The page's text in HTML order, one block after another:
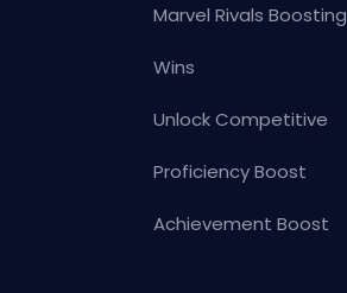
Marvel Rivals Boosting
Wins
Unlock Competitive
Proficiency Boost
Achievement Boost